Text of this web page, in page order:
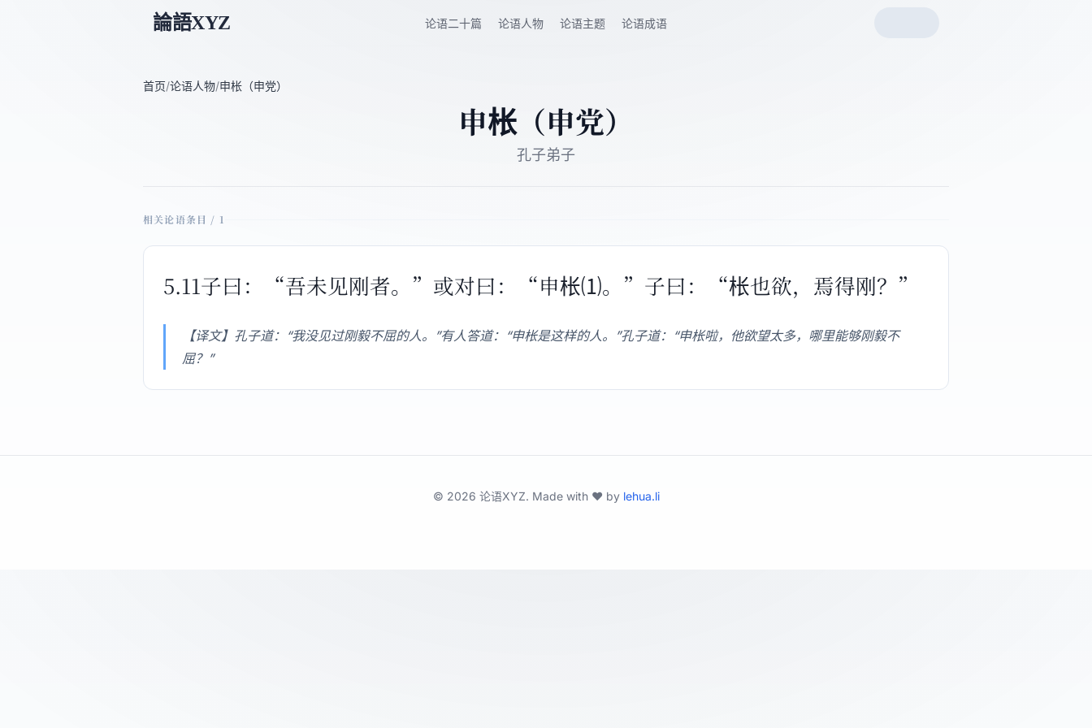
論語XYZ 论语二十篇 论语人物 论语主题 论语成语
首页/论语人物/申枨（申党）
申枨（申党）
孔子弟子
相关论语条目 / 1
5.11子曰：“吾未见刚者。”或对曰：“申枨⑴。”子曰：“枨也欲，焉得刚？”
【译文】孔子道：“我没见过刚毅不屈的人。”有人答道：“申枨是这样的人。”孔子道：“申枨啦，他欲望太多，哪里能够刚毅不
屈？”
© 2026 论语XYZ. Made with ❤️ by lehua.li